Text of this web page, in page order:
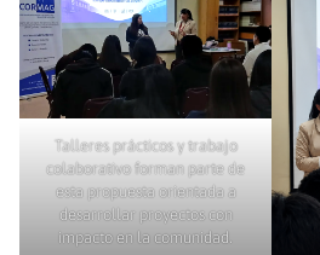
Talleres prácticos y trabajo
colaborativo forman parte de
esta propuesta orientada a
desarrollar proyectos con
impacto en la comunidad.